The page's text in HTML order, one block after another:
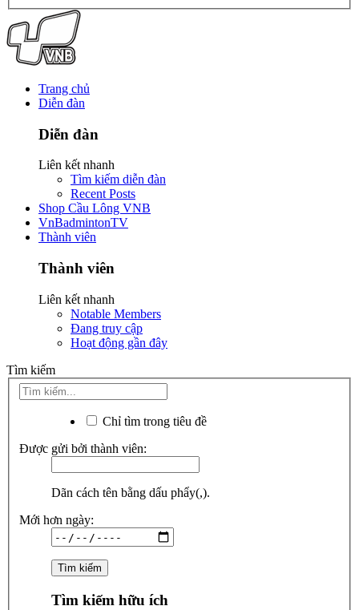
Trang chủ
Diễn đàn
Diễn đàn
Liên kết nhanh
Tìm kiếm diễn đàn
Recent Posts
Shop Cầu Lông VNB
VnBadmintonTV
Thành viên
Thành viên
Liên kết nhanh
Notable Members
Đang truy cập
Hoạt động gần đây
Tìm kiếm
Chỉ tìm trong tiêu đề
Được gửi bởi thành viên:
Dãn cách tên bằng dấu phẩy(,).
Mới hơn ngày:
Tìm kiếm hữu ích